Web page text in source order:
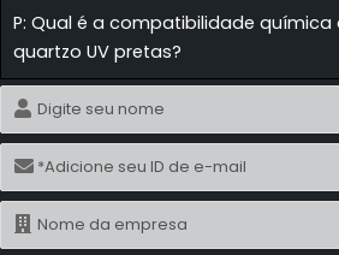
P: Qual é a compatibilidade
quartzo UV pretas?
Nome
E-
mail
Nome